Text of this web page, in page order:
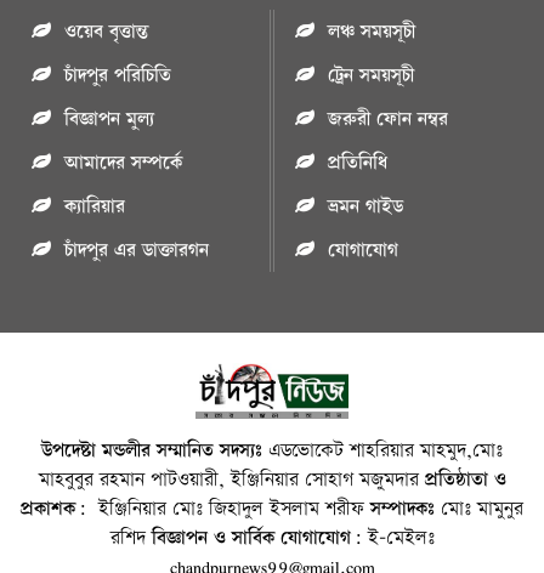
ওয়েব বৃত্তান্ত
চাঁদপুর পরিচিতি
বিজ্ঞাপন মুল্য
আমাদের সম্পর্কে
ক্যারিয়ার
চাঁদপুর এর ডাক্তারগন
লঞ্চ সময়সূচী
ট্রেন সময়সূচী
জরুরী ফোন নম্বর
প্রতিনিধি
ভ্রমন গাইড
যোগাযোগ
উপদেষ্টা মন্ডলীর সম্মানিত সদস্যঃ এডভোকেট শাহরিয়ার মাহমুদ,মোঃ
মাহবুবুর রহমান পাটওয়ারী, ইঞ্জিনিয়ার সোহাগ মজুমদারপ্রতিষ্ঠাতা ও
প্রকাশক: ইঞ্জিনিয়ার মোঃ জিহাদুল ইসলাম শরীফসম্পাদকঃ মোঃ মামুনুর
রশিদবিজ্ঞাপন ও সার্বিক যোগাযোগ: ই-মেইলঃ
chandpurnews99@gmail.com